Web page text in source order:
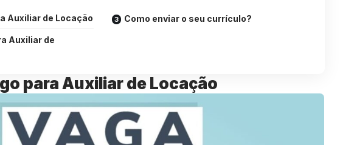
Auxiliar de Locação
Auxiliar de
Como enviar o seu currículo?
para Auxiliar de Locação